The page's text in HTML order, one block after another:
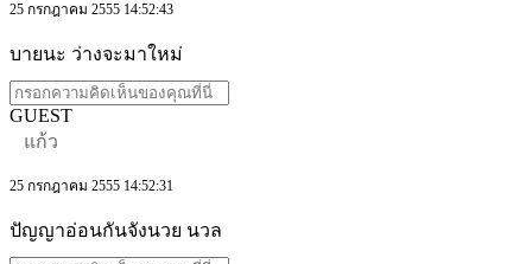
25 กรกฎาคม 2555 14:52:43
บายนะ ว่างจะมาใหม่
GUEST
แก้ว
25 กรกฎาคม 2555 14:52:31
ปัญญาอ่อนกันจังนวย นวล